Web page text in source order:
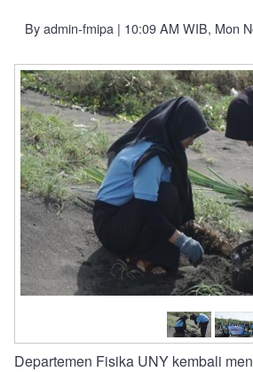
Byadmin-fmipa | 10:09 AM WIB, Mon
Departemen Fisika UNY kembali